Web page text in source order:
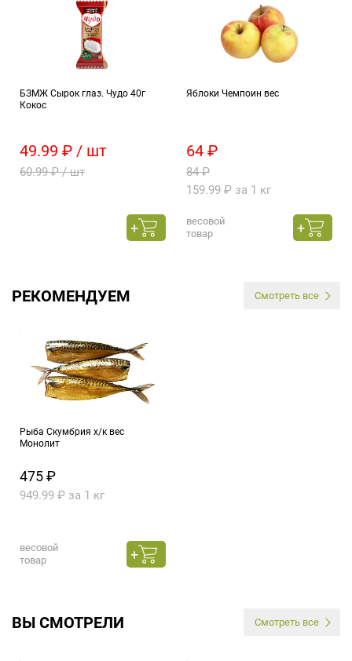
БЗМЖ Сырок глаз. Чудо 40г
Кокос
49.99 ₽ / шт
60.99 ₽ / шт
Яблоки Чемпоин вес
64 ₽
84 ₽
159.99 ₽ за 1 кг
весовой
товар
РЕКОМЕНДУЕМ Смотреть все
Рыба Скумбрия х/к вес
Монолит
475 ₽
949.99 ₽ за 1 кг
весовой
товар
ВЫ СМОТРЕЛИ Смотреть все